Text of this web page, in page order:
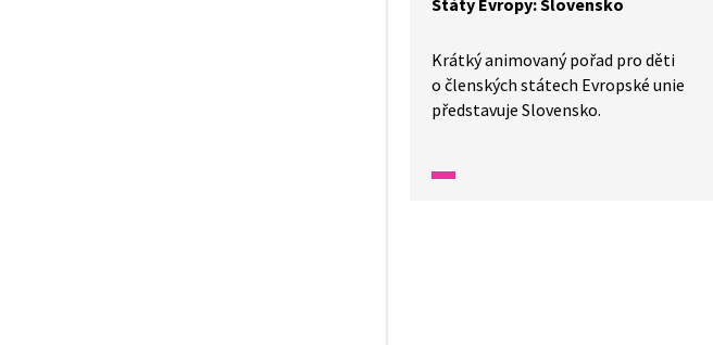
Státy Evropy: Slovensko
Krátký animovaný pořad pro děti
o členských státech Evropské unie
představuje Slovensko.